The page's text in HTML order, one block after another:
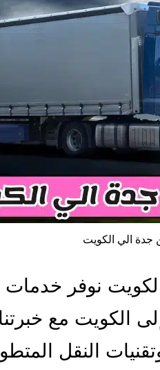
الي الكويت
نوفر
الكويت مع خبرتنا
النقل